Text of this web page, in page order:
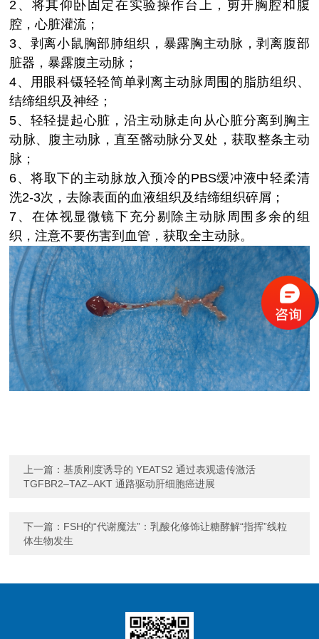
2、 将其仰卧固定在实验操作台上，剪开胸腔和腹
腔，心脏灌流；
3、 剥离小鼠胸部肺组织，暴露胸主动脉，剥离腹部
脏器，暴露腹主动脉；
4、 用眼科镊轻轻简单剥离主动脉周围的脂肪组织、
结缔组织及神经；
5、 轻轻提起心脏，沿主动脉走向从心脏分离到胸主
动脉、腹主动脉，直至髂动脉分叉处，获取整条主动
脉；
6、 将取下的主动脉放入预冷的PBS缓冲液中轻柔清
洗2-3次，去除表面的血液组织及结缔组织碎屑；
7、 在体视显微镜下充分剔除主动脉周围多余的组
织，注意不要伤害到血管，获取全主动脉。
上一篇：基质刚度诱导的 YEATS2 通过表观遗传激活
TGFBR2–TAZ–AKT 通路驱动肝细胞癌进展
下一篇： FSH的“代谢魔法”：乳酸化修饰让糖酵解“指挥”线粒
体生物发生